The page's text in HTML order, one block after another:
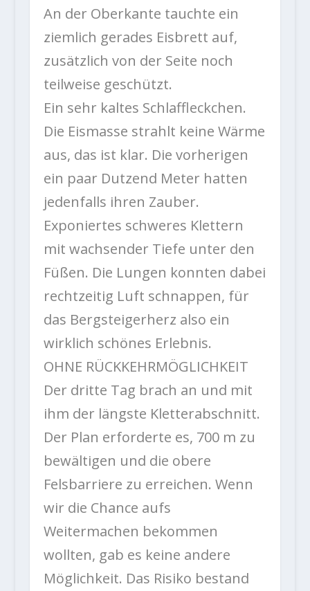
An der Oberkante tauchte ein
ziemlich gerades Eisbrett auf,
zusätzlich von der Seite noch
teilweise geschützt.
Ein sehr kaltes Schlaffleckchen.
Die Eismasse strahlt keine Wärme
aus, das ist klar. Die vorherigen
ein paar Dutzend Meter hatten
jedenfalls ihren Zauber.
Exponiertes schweres Klettern
mit wachsender Tiefe unter den
Füßen. Die Lungen konnten dabei
rechtzeitig Luft schnappen, für
das Bergsteigerherz also ein
wirklich schönes Erlebnis.
OHNE RÜCKKEHRMÖGLICHKEIT
Der dritte Tag brach an und mit
ihm der längste Kletterabschnitt.
Der Plan erforderte es, 700 m zu
bewältigen und die obere
Felsbarriere zu erreichen. Wenn
wir die Chance aufs
Weitermachen bekommen
wollten, gab es keine andere
Möglichkeit. Das Risiko bestand